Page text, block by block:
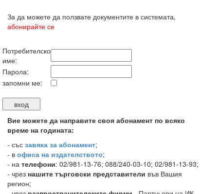
За да можете да ползвате документите в системата,
абонирайте се
Потребителско
име:
Парола:
запомни ме:
Вие можете да направите своя абонамент по всяко
време на годината:
- със завяка за абонамент;
- в офиса на издателството;
- на телефони: 02/981-13-76; 088/240-03-10; 02/981-13-93;
- чрез нашите търговски представители във Вашия
регион;